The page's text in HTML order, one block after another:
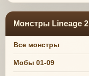
Монстры Lineage 2
Все монстры
Мобы 01-09